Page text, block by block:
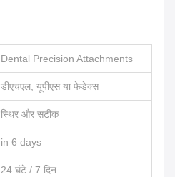
Dental Precision Attachments
डीएचएल, यूपीएस या फेडेक्स
स्थिर और सटीक
in 6 days
24 घंटे / 7 दिन